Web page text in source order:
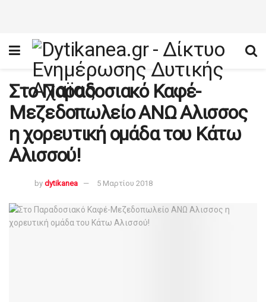
Στο Παραδοσιακό Καφέ-
Μεζεδοπωλείο ΑΝΩ Αλισσος
η χορευτική ομάδα του Κάτω
Αλισσού!
by dytikanea 5 Μαρτίου 2018